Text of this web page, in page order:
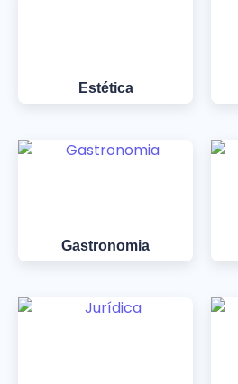
Estética
Gastronomia